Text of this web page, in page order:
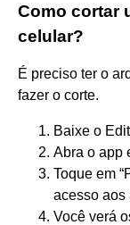
Como cortar
celular?
É preciso ter o
fazer o corte.
Baixe o
Abra o app
Toque em
acesso aos
Você verá